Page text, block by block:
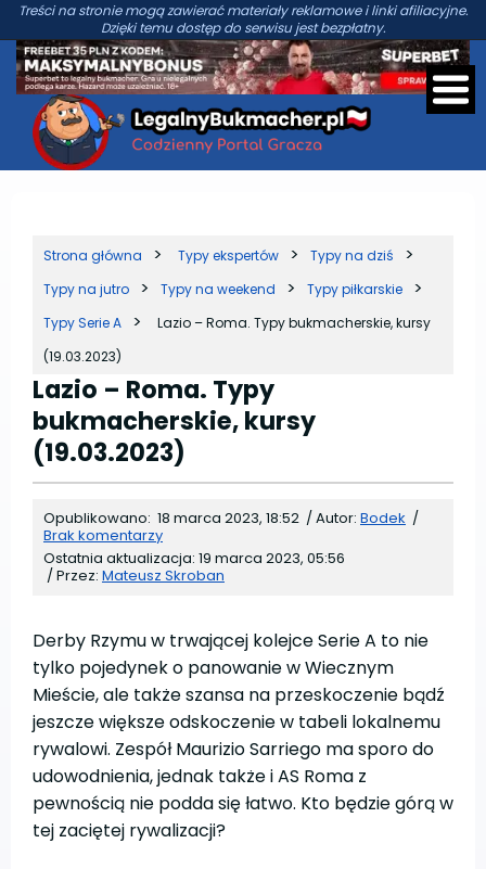
Treści na stronie mogą zawierać materiały reklamowe i linki afiliacyjne.
Dzięki temu dostęp do serwisu jest bezpłatny.
Strona główna Typy ekspertów
Typy na dziś
Typy na jutro
Typy na weekend
Typy piłkarskie
Typy Serie A
Lazio – Roma. Typy bukmacherskie, kursy
(19.03.2023)
Lazio – Roma. Typy
bukmacherskie, kursy
(19.03.2023)
Opublikowano: 18 marca 2023, 18:52 /Autor: Bodek /
Brak komentarzy
Ostatnia aktualizacja: 19 marca 2023, 05:56
/Przez: Mateusz Skroban
Derby Rzymu w trwającej kolejce Serie A to nie
tylko pojedynek o panowanie w Wiecznym
Mieście, ale także szansa na przeskoczenie bądź
jeszcze większe odskoczenie w tabeli lokalnemu
rywalowi. Zespół Maurizio Sarriego ma sporo do
udowodnienia, jednak także i AS Roma z
pewnością nie podda się łatwo. Kto będzie górą w
tej zaciętej rywalizacji?